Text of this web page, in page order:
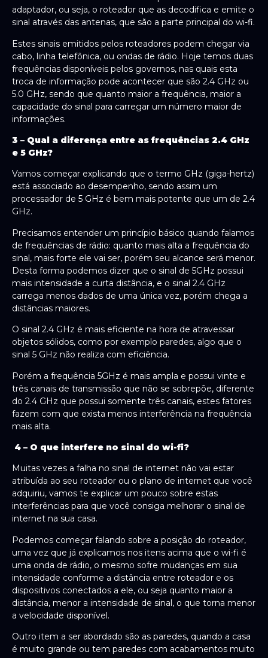
adaptador, ou seja, o roteador que as decodifica e emite o
sinal através das antenas, que são a parte principal do wi-fi.
Estes sinais emitidos pelos roteadores podem chegar via
cabo, linha telefônica, ou ondas de rádio. Hoje temos duas
frequências disponíveis pelos governos, nas quais esta
troca de informação pode acontecer que são 2.4 GHz ou
5.0 GHz, sendo que quanto maior a frequência, maior a
capacidade do sinal para carregar um número maior de
informações.
3 – Qual a diferença entre as frequências 2.4 GHz
e 5 GHz?
Vamos começar explicando que o termo GHz (giga-hertz)
está associado ao desempenho, sendo assim um
processador de 5 GHz é bem mais potente que um de 2.4
GHz.
Precisamos entender um princípio básico quando falamos
de frequências de rádio: quanto mais alta a frequência do
sinal, mais forte ele vai ser, porém seu alcance será menor.
Desta forma podemos dizer que o sinal de 5GHz possui
mais intensidade a curta distância, e o sinal 2.4 GHz
carrega menos dados de uma única vez, porém chega a
distâncias maiores.
O sinal 2.4 GHz é mais eficiente na hora de atravessar
objetos sólidos, como por exemplo paredes, algo que o
sinal 5 GHz não realiza com eficiência.
Porém a frequência 5GHz é mais ampla e possui vinte e
três canais de transmissão que não se sobrepõe, diferente
do 2.4 GHz que possui somente três canais, estes fatores
fazem com que exista menos interferência na frequência
mais alta.
4 – O que interfere no sinal do wi-fi?
Muitas vezes a falha no sinal de internet não vai estar
atribuída ao seu roteador ou o plano de internet que você
adquiriu, vamos te explicar um pouco sobre estas
interferências para que você consiga melhorar o sinal de
internet na sua casa.
Podemos começar falando sobre a posição do roteador,
uma vez que já explicamos nos itens acima que o wi-fi é
uma onda de rádio, o mesmo sofre mudanças em sua
intensidade conforme a distância entre roteador e os
dispositivos conectados a ele, ou seja quanto maior a
distância, menor a intensidade de sinal, o que torna menor
a velocidade disponível.
Outro item a ser abordado são as paredes, quando a casa
é muito grande ou tem paredes com acabamentos muito